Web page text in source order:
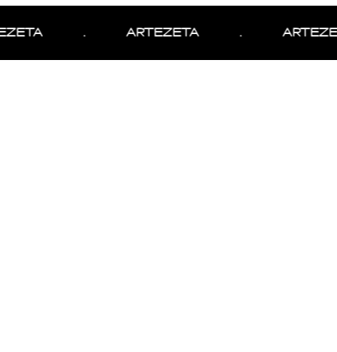
ARTEZETA